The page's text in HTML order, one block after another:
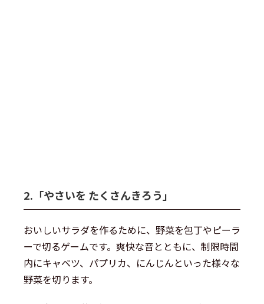
2.「やさいを たくさんきろう」
おいしいサラダを作るために、野菜を包丁やピーラ
ーで切るゲームです。爽快な音とともに、制限時間
内にキャベツ、パプリカ、にんじんといった様々な
野菜を切ります。